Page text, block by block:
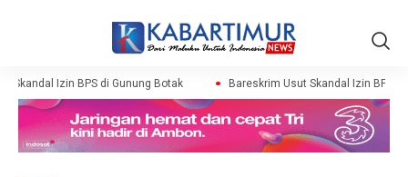
Izin BPS di Gunung Botak Bareskrim Usut Skandal Izin BPS di